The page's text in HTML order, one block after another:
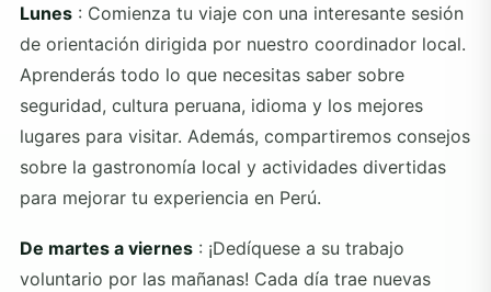
Lunes : Comienza tu viaje con una interesante sesión
de orientación dirigida por nuestro coordinador local.
Aprenderás todo lo que necesitas saber sobre
seguridad, cultura peruana, idioma y los mejores
lugares para visitar. Además, compartiremos consejos
sobre la gastronomía local y actividades divertidas
para mejorar tu experiencia en Perú.
De martes a viernes : ¡Dedíquese a su trabajo
voluntario por las mañanas! Cada día trae nuevas